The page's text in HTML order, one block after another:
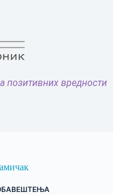
позитивних вредности